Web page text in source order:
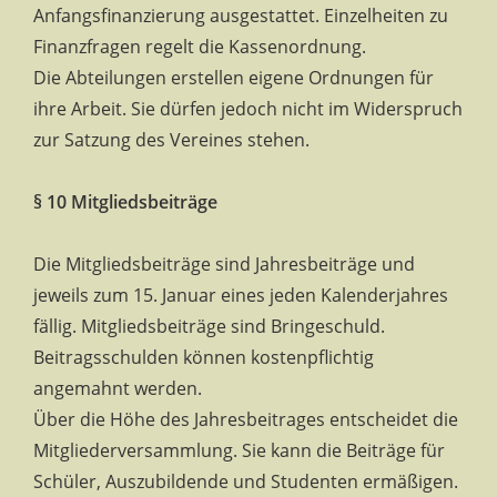
Anfangsfinanzierung ausgestattet. Einzelheiten zu
Finanzfragen regelt die Kassenordnung.
Die Abteilungen erstellen eigene Ordnungen für
ihre Arbeit. Sie dürfen jedoch nicht im Widerspruch
zur Satzung des Vereines stehen.
§ 10 Mitgliedsbeiträge
Die Mitgliedsbeiträge sind Jahresbeiträge und
jeweils zum 15. Januar eines jeden Kalenderjahres
fällig. Mitgliedsbeiträge sind Bringeschuld.
Beitragsschulden können kostenpflichtig
angemahnt werden.
Über die Höhe des Jahresbeitrages entscheidet die
Mitgliederversammlung. Sie kann die Beiträge für
Schüler, Auszubildende und Studenten ermäßigen.